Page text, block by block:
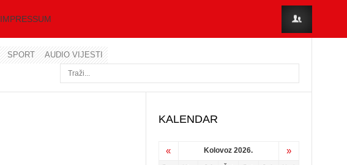
IMPRESSUM
SPORT AUDIO VIJESTI
KALENDAR
« Kolovoz 2026. »